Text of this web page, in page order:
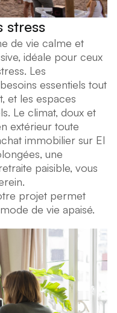
stress
de vie calme et
idéale pour ceux
Les
essentiels tout
et les espaces
Le climat, doux et
extérieur toute
immobilier sur El
une
paisible, vous
projet permet
de vie apaisé.